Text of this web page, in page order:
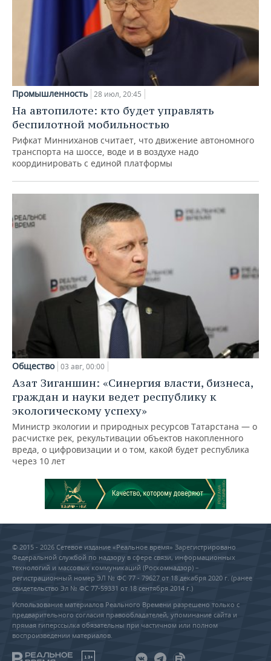
Промышленность 28 июл, 20:45
На автопилоте: кто будет управлять
беспилотной мобильностью
Рифкат Минниханов считает, что движение автономного
транспорта на шоссе, воде и в воздухе надо
координировать с единой платформы
Общество 03 авг, 00:00
Азат Зиганшин: «Синергия власти, бизнеса,
граждан и науки ведет республику к
экологическому успеху»
Министр экологии и природных ресурсов Татарстана — о
расчистке рек, рекультивации объектов накопленного
вреда, о цифровизации и о том, какой будет республика
через 10 лет
© 2015 - 2026 Сетевое издание «Реальное время» Зарегистрировано
Федеральной службой по надзору в сфере связи, информационных
технологий и массовых коммуникаций (Роскомнадзор) –
регистрационный номер ЭЛ № ФС 77 - 79627 от 18 декабря 2020 г. (ранее
свидетельство Эл № ФС 77-59331 от 18 сентября 2014 г.)
Использование материалов Реального Времени разрешено только с
предварительного согласия правообладателей, упоминание сайта и
прямая гиперссылка обязательны при частичном или полном
воспроизведении материалов.
18+